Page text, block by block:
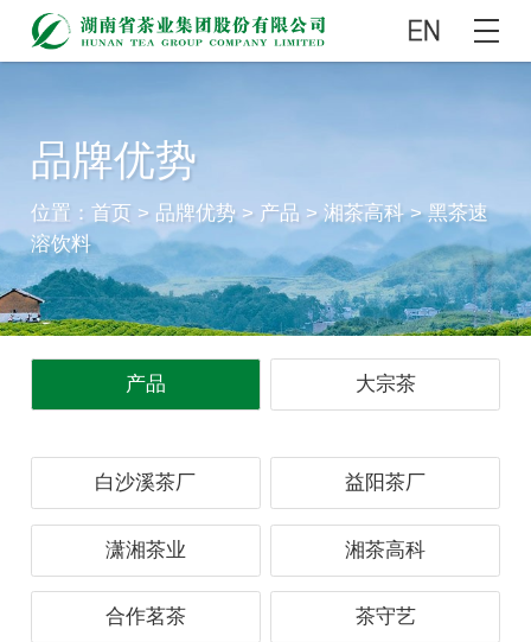
品牌优势
位置： 首页 > 品牌优势> 产品 > 湘茶高科>黑茶速
溶饮料
产品 大宗茶
白沙溪茶厂 益阳茶厂
潇湘茶业 湘茶高科
合作茗茶 茶守艺